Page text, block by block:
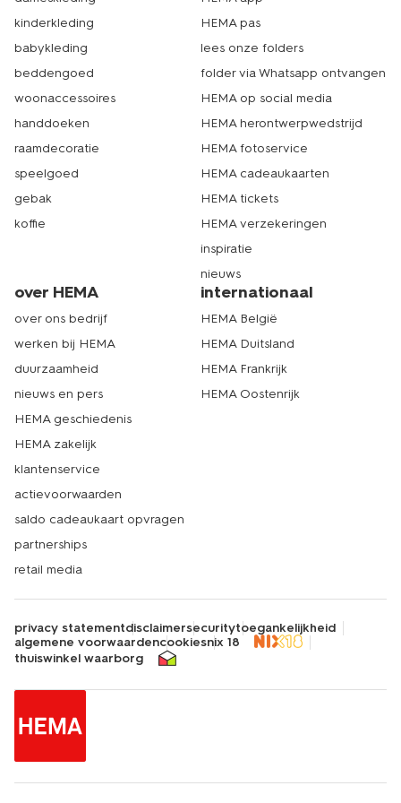
halen in de dichtstbijzijnde winkel. Geef dit tijdens het
2 werkdagen bij het door jou gekozen filiaal ophalen. Tot
snel! Echt HEMA.
kinderkleding
babykleding
beddengoed
woonaccessoires
handdoeken
raamdecoratie
speelgoed
gebak
koffie
HEMA pas
lees onze folders
folder via Whatsapp ontvangen
HEMA op social media
HEMA herontwerpwedstrijd
HEMA fotoservice
HEMA cadeaukaarten
HEMA tickets
HEMA verzekeringen
inspiratie
nieuws
over HEMA
over ons bedrijf
werken bij HEMA
duurzaamheid
nieuws en pers
HEMA geschiedenis
HEMA zakelijk
klantenservice
actievoorwaarden
saldo cadeaukaart opvragen
partnerships
retail media
internationaal
HEMA België
HEMA Duitsland
HEMA Frankrijk
HEMA Oostenrijk
privacy statementdisclaimersecuritytoegankelijkheid
algemene voorwaardencookiesnix 18
thuiswinkel waarborg